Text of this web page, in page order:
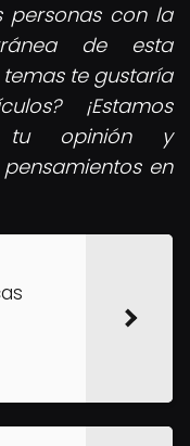
personas con la
de esta
te gustaría
¡Estamos
tu opinión y
en